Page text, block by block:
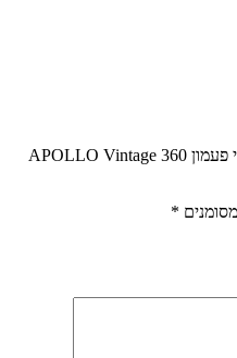
היה הראשון לכתוב סקירה “תליה דמוי פעמון 360 APOLLO Vintage
*